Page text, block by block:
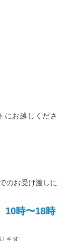
にお越しくださ
のお受け渡しに
時〜18時
ます。